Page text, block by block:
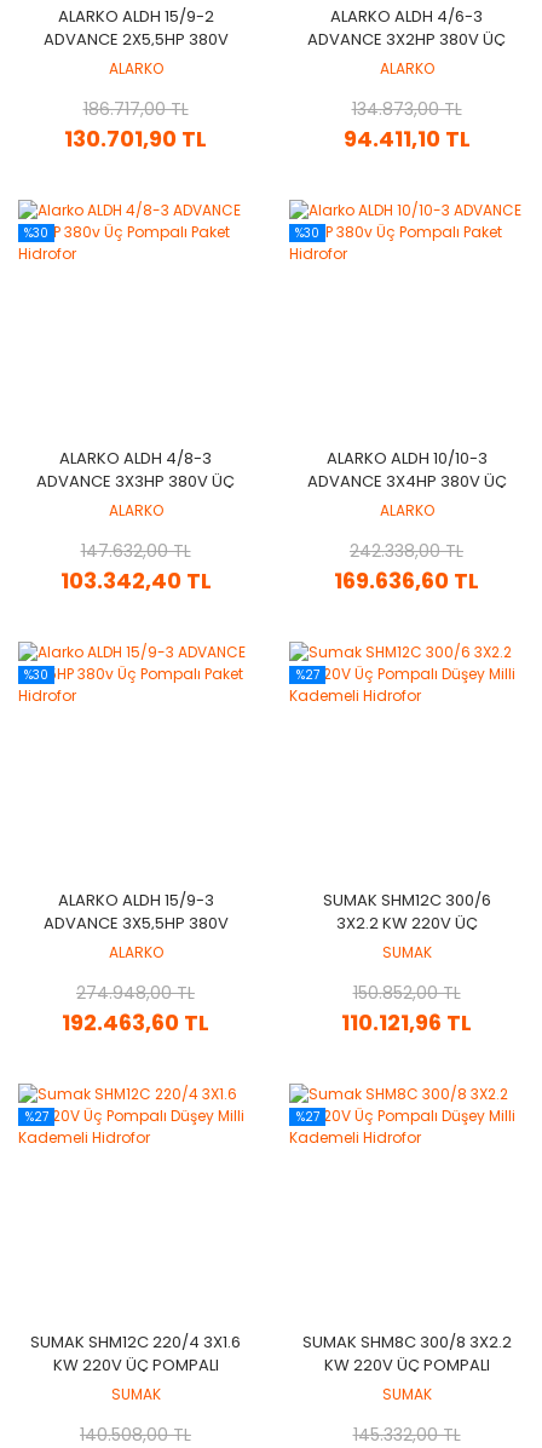
ALARKO ALDH 15/9-2
ADVANCE 2X5,5HP 380V
ÇIFT POMPALI PAKET
ALARKO
130.701,90 TL
186.717,00 TL
ALARKO ALDH 4/6-3
ADVANCE 3X2HP 380V ÜÇ
POMPALI PAKET HIDROFOR
ALARKO
94.411,10 TL
134.873,00 TL
%30
ALARKO ALDH 4/8-3
ADVANCE 3X3HP 380V ÜÇ
POMPALI PAKET HIDROFOR
ALARKO
103.342,40 TL
147.632,00 TL
%30
ALARKO ALDH 10/10-3
ADVANCE 3X4HP 380V ÜÇ
POMPALI PAKET HIDROFOR
ALARKO
169.636,60 TL
242.338,00 TL
%30
ALARKO ALDH 15/9-3
ADVANCE 3X5,5HP 380V
ÜÇ POMPALI PAKET
ALARKO
192.463,60 TL
274.948,00 TL
%27
SUMAK SHM12C 300/6
3X2.2 KW 220V ÜÇ
POMPALI DÜŞEY MILLI
SUMAK
110.121,96 TL
150.852,00 TL
%27
SUMAK SHM12C 220/4 3X1.6
KW 220V ÜÇ POMPALI
DÜŞEY MILLI KADEMELI
SUMAK
140.508,00 TL
%27
SUMAK SHM8C 300/8 3X2.2
KW 220V ÜÇ POMPALI
DÜŞEY MILLI KADEMELI
SUMAK
145.332,00 TL